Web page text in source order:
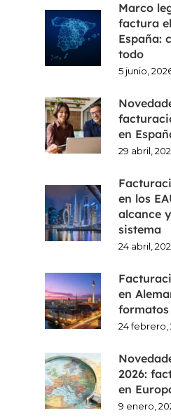
Marco
factura
España:
todo
5 junio,
en
29 abril,
en los
alcance
sistema
24 abril,
en
24 febrero,
2026:
en
9 enero,